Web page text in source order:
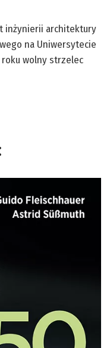
inżynierii architektury
na Uniwersytecie
roku wolny strzelec